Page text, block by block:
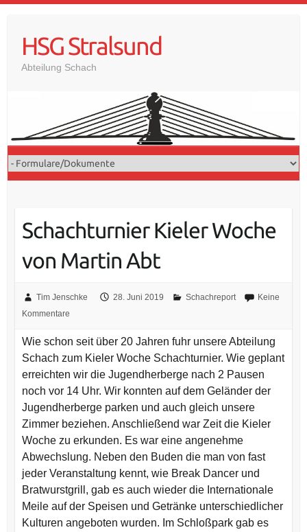
contentHSG Stralsund
Abteilung Schach
Schachturnier Kieler Woche
von Martin Abt
Tim Jenschke 28. Juni 2019 Schachreport
Keine
Kommentare
Wie schon seit über 20 Jahren fuhr unsere Abteilung
Schach zum Kieler Woche Schachturnier. Wie geplant
erreichten wir die Jugendherberge nach 2 Pausen
noch vor 14 Uhr. Wir konnten auf dem Geländer der
Jugendherberge parken und auch gleich unsere
Zimmer beziehen. Anschließend war Zeit die Kieler
Woche zu erkunden. Es war eine angenehme
Abwechslung. Neben den Buden die man von fast
jeder Veranstaltung kennt, wie Break Dancer und
Bratwurstgrill, gab es auch wieder die Internationale
Meile auf der Speisen und Getränke unterschiedlicher
Kulturen angeboten wurden. Im Schloßpark gab es